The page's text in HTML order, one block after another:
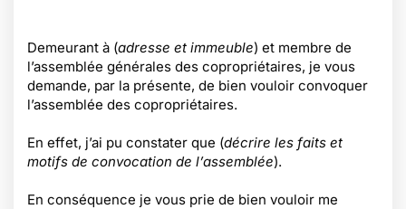
Demeurant à (adresse et immeuble) et membre de
l’assemblée générales des copropriétaires, je vous
demande, par la présente, de bien vouloir convoquer
l’assemblée des copropriétaires.
En effet, j’ai pu constater que (décrire les faits et
motifs de convocation de l’assemblée).
En conséquence je vous prie de bien vouloir me